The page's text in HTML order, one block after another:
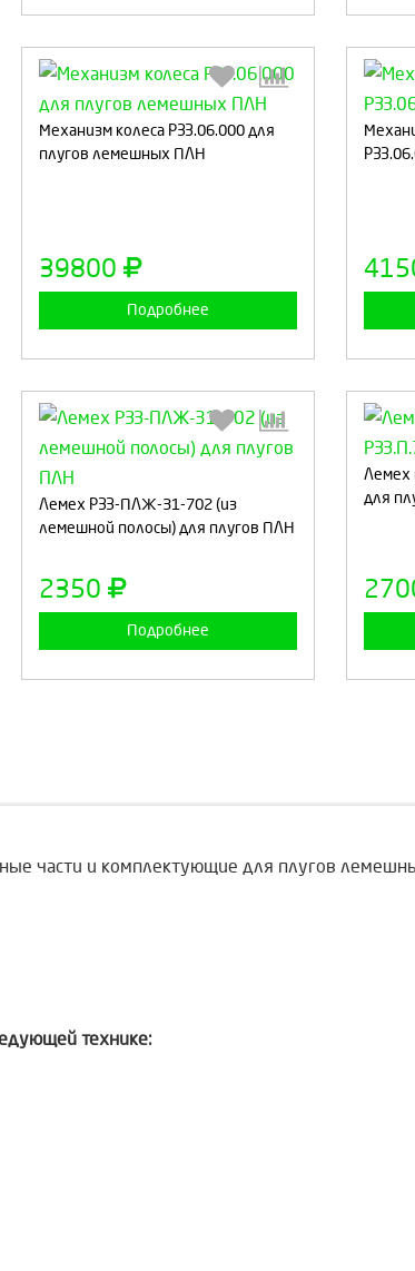
Механизм колеса РЗЗ.06.000 для
плугов лемешных ПЛН
39800
Подробнее
Выберите количество:
Лемех РЗЗ-ПЛЖ-31-702 (из
лемешной полосы) для плугов ПЛН
2350
Подробнее
Продолжить
Лемех
для
части и комплектующие для плугов
технике: